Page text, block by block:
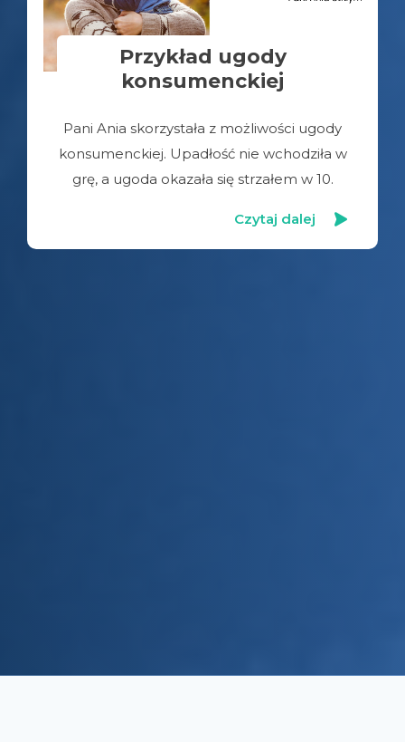
Przykład ugody
konsumenckiej
Pani Ania skorzystała z możliwości ugody
konsumenckiej. Upadłość nie wchodziła w
grę, a ugoda okazała się strzałem w 10.
Czytaj dalej